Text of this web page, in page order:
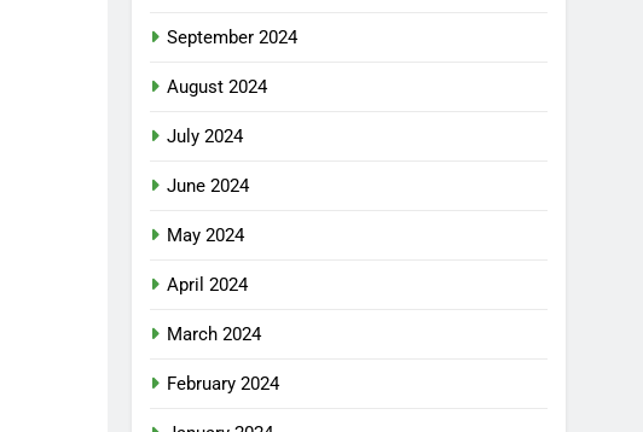
September 2024
August 2024
July 2024
June 2024
May 2024
April 2024
March 2024
February 2024